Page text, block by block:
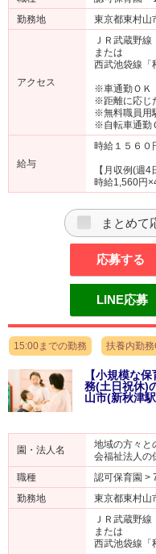
勤務地
東京都東村山
アクセス
ＪＲ武蔵野線
または
西武池袋線「
※車通勤ＯＫ
※距離に応じ
※無料職員用
※自転車通勤
給与
時給１５６０
【月収例(週4
時給1,560円
まとめて
応募する
LINE応募
15:00までの勤務 扶養内勤務
【小規模な
務(土日祝休)
山市(新秋津
園・法人名
地域の方々と
会福祉法人の
職種
認可保育園 >
勤務地
東京都東村山
ＪＲ武蔵野線
または
西武池袋線「